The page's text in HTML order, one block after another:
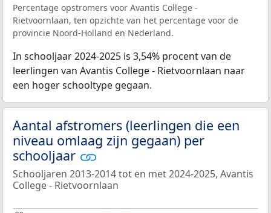
Percentage opstromers voor Avantis College -
Rietvoornlaan, ten opzichte van het percentage voor de
provincie Noord-Holland en Nederland.
In schooljaar 2024-2025 is 3,54% procent van de
leerlingen van Avantis College - Rietvoornlaan naar
een hoger schooltype gegaan.
Aantal afstromers (leerlingen die een
niveau omlaag zijn gegaan) per
schooljaar
Schooljaren 2013-2014 tot en met 2024-2025, Avantis
College - Rietvoornlaan